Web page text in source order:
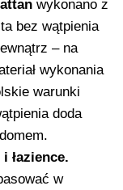
wykonano z
bez wątpienia
– na
wykonania
warunki
doda
łazience.
w